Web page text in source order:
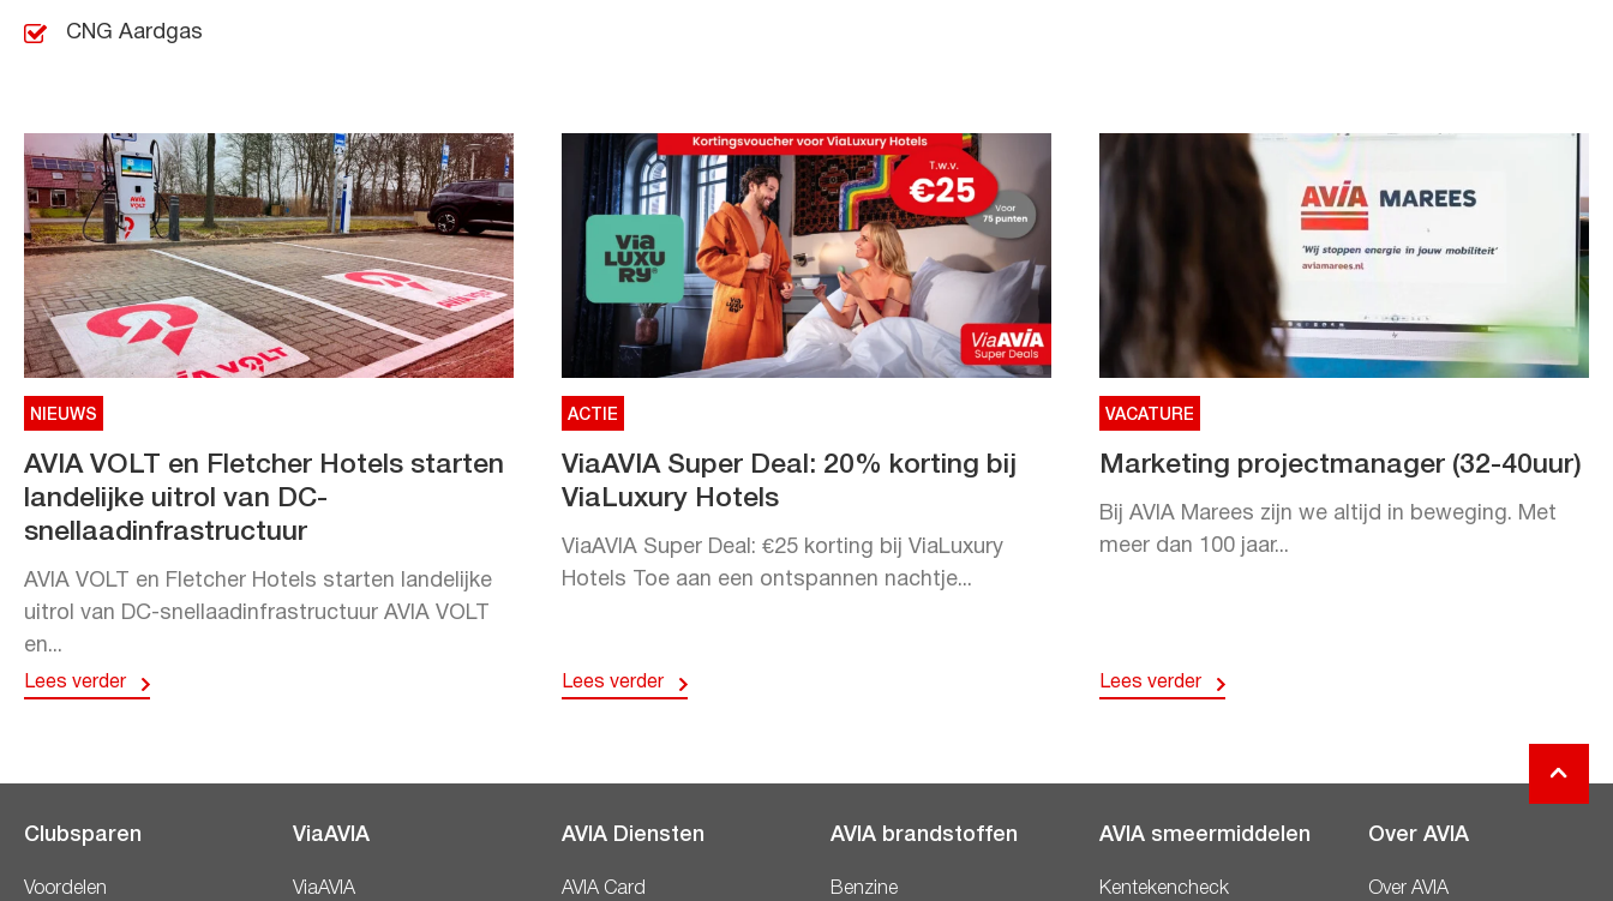
CNG Aardgas
NIEUWS
AVIA VOLT en Fletcher Hotels starten
landelijke uitrol van DC-
snellaadinfrastructuur
AVIA VOLT en Fletcher Hotels starten landelijke
uitrol van DC-snellaadinfrastructuur AVIA VOLT
en...
Lees verder
ACTIE
ViaAVIA Super Deal: 20% korting bij
ViaLuxury Hotels
ViaAVIA Super Deal: €25 korting bij ViaLuxury
Hotels Toe aan een ontspannen nachtje...
Lees verder
VACATURE
Marketing projectmanager (32-40uur)
Bij AVIA Marees zijn we altijd in beweging. Met
meer dan 100 jaar...
Lees verder
Clubsparen
Voordelen
ViaAVIA
ViaAVIA
AVIA Diensten
AVIA Card
AVIA brandstoffen
Benzine
AVIA smeermiddelen
Kentekencheck
Over AVIA
Over AVIA